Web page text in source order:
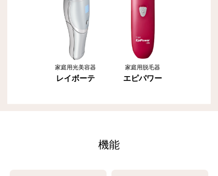
家庭用光美容器
レイボーテ
家庭用脱毛器
エピパワー
機能